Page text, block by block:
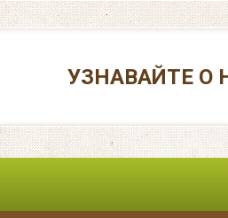
УЗНАВАЙТЕ О